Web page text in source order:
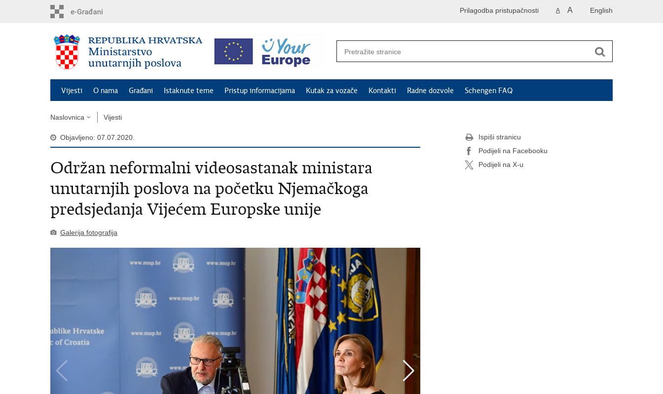
English
A A
Prilagodba pristupačnosti
Vijesti O nama Građani Istaknute teme Pristup informacijama Kutak za vozače Kontakti Radne dozvole Schengen FAQ
Naslovnica Vijesti
Objavljeno: 07.07.2020.
Održan neformalni videosastanak ministara
unutarnjih poslova na početku Njemačkoga
predsjedanja Vijećem Europske unije
Galerija fotografija
Ispiši stranicu
Podijeli na Facebooku
Podijeli na X-u